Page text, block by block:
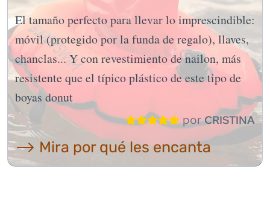
El tamaño perfecto para llevar lo imprescindible:
móvil (protegido por la funda de regalo), llaves,
chanclas... Y con revestimiento de nailon, más
resistente que el típico plástico de este tipo de
boyas donut
porCRISTINA
⟶ Mira por qué les encanta